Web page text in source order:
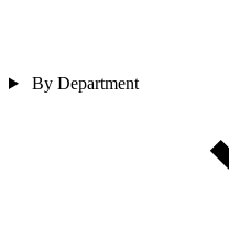
By Department